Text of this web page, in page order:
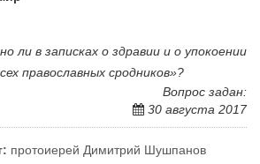
ли в записках о здравии и о упокоении
православных сродников»?
Вопрос задан:
30 августа 2017
протоиерей Димитрий Шушпанов